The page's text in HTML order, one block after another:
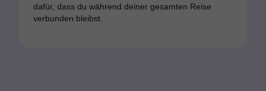
dafür, dass du während deiner gesamten Reise
verbunden bleibst.